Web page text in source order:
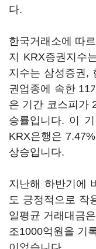
다.
한국거래소에 따
지 KRX증권지수
지수는 삼성증권,
권업종에 속한 11
은 기간 코스피가
승률입니다. 이
KRX은행은
상승입니다.
지난해 하반기에
도 긍정적으로 작
일평균 거래대금
조1000억원을 기